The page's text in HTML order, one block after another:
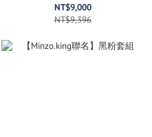
NT$9,000
NT$9,396